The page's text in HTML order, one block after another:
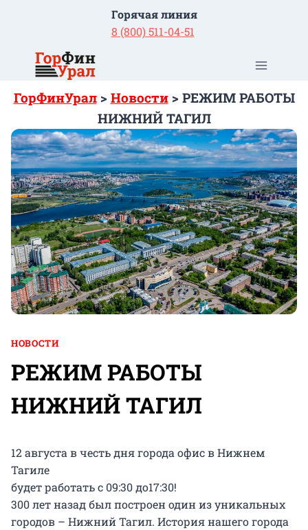
содержимому
Горячая линия
8 (800) 511-04-51
ГорФинУрал> Новости> РЕЖИМ РАБОТЫ
НИЖНИЙ ТАГИЛ
НОВОСТИ
РЕЖИМ РАБОТЫ
НИЖНИЙ ТАГИЛ
12 августа в честь дня города офис в Нижнем
Тагиле
будет работать с 09:30 до17:30!
300 лет назад был построен один из уникальных
городов – Нижний Тагил. История нашего города